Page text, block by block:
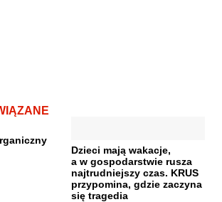
Dzieci mają wakacje,
a w gospodarstwie rusza
najtrudniejszy czas. KRUS
przypomina, gdzie zaczyna
się tragedia